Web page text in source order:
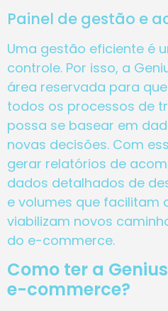
Painel de gestão e
Uma gestão eficiente é
controle. Por isso, a
área reservada para
todos os processos de
possa se basear em
novas decisões. Com
gerar relatórios de
dados detalhados de
e volumes que facilitam
viabilizam novos
do e-commerce.
Como ter a
e-commerce?